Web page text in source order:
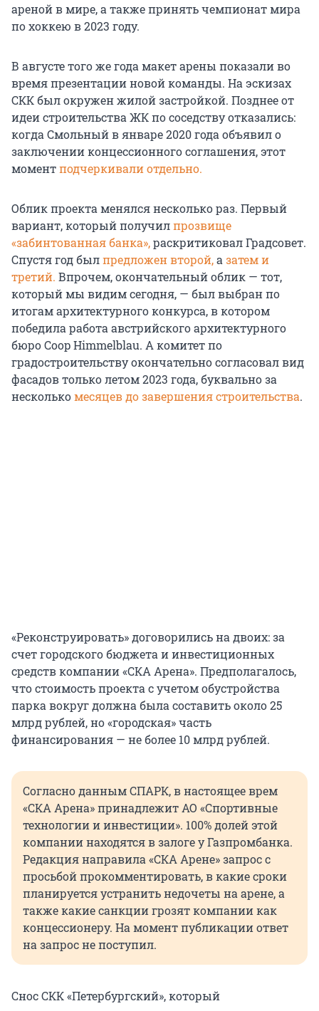
ареной в мире, а также принять чемпионат мира
по хоккею в 2023 году.
В августе того же года макет арены показали во
время презентации новой команды. На эcкизах
СКК был окружен жилой застройкой. Позднее от
идеи строительства ЖК по соседству отказались:
когда Смольный в январе 2020 года объявил о
заключении концессионного соглашения, этот
моментподчеркивали отдельно.
Облик проекта менялся несколько раз. Первый
вариант, который получилпрозвище
«забинтованная банка»,раскритиковал Градсовет.
Спустя год былпредложен второй,а затем и
третий. Впрочем, окончательный облик — тот,
который мы видим сегодня, — был выбран по
итогам архитектурного конкурса, в котором
победила работа австрийского архитектурного
бюро Coop Himmelblau. А комитет по
градостроительству окончательно согласовал вид
фасадов только летом 2023 года, буквально за
несколькомесяцев до завершения строительства.
«Реконструировать» договорились на двоих: за
счет городского бюджета и инвестиционных
средств компании «СКА Арена». Предполагалось,
что стоимость проекта с учетом обустройства
парка вокруг должна была составить около 25
млрд рублей, но «городская» часть
финансирования — не более 10 млрд рублей.
Согласно данным СПАРК, в настоящее врем
«СКА Арена» принадлежит АО «Спортивные
технологии и инвестиции». 100% долей этой
компании находятся в залоге у Газпромбанка.
Редакция направила «СКА Арене» запрос с
просьбой прокомментировать, в какие сроки
планируется устранить недочеты на арене, а
также какие санкции грозят компании как
концессионеру. На момент публикации ответ
на запрос не поступил.
Снос СКК «Петербургский», который